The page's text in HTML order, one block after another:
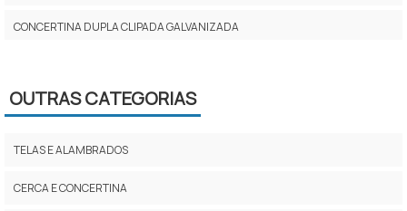
CONCERTINA DUPLA CLIPADA GALVANIZADA
INSTALAÇÃO DE CONCERTINA PREÇO
OUTRAS CATEGORIAS
TELAS E ALAMBRADOS
CERCA E CONCERTINA